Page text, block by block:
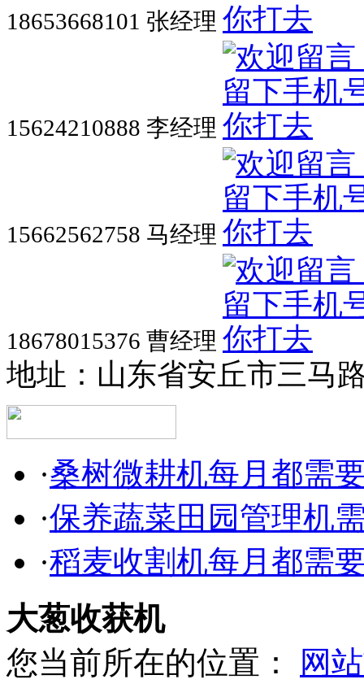
18653668101 张经理
15624210888 李经理
15662562758 马经理
18678015376 曹经理
地址：山东省安丘市三马
·桑树微耕机每月都需
·保养蔬菜田园管理机
·稻麦收割机每月都需
大葱收获机
您当前所在的位置：
网